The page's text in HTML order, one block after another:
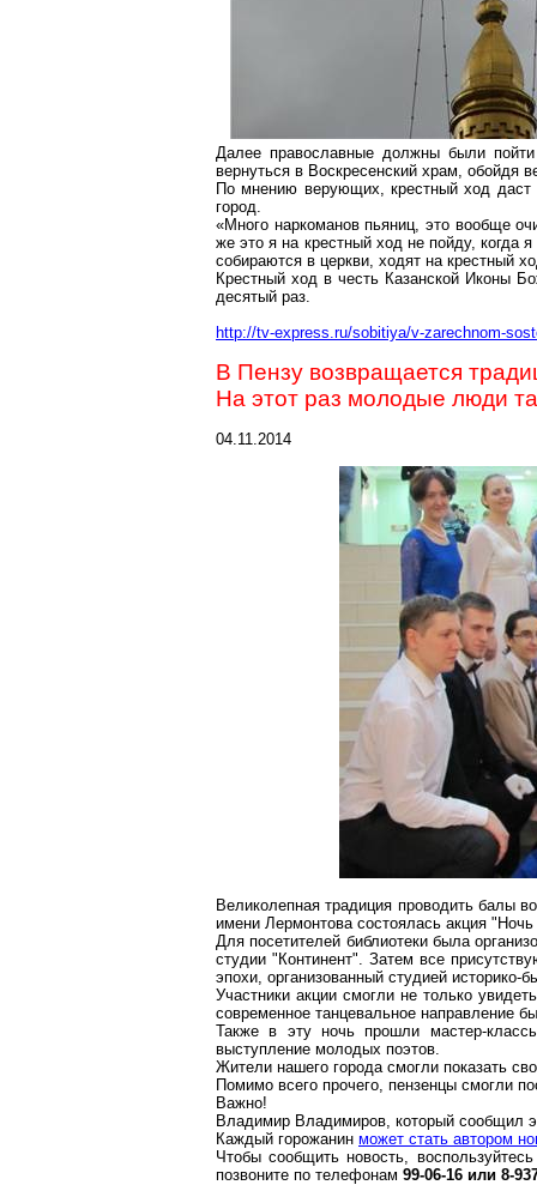
Далее православные должны были
вернуться в Воскресенский храм, обойдя
По мнению верующих, крестный ход даст
город.
«Много наркоманов пьяниц, это вообще
же это я на крестный ход не пойду, когда
собираются в церкви, ходят на крестный
Крестный ход в честь Казанской Иконы
десятый раз.
http://tv-express.ru/sobitiya/v-zarechnom-
В Пензу возвращается
На этот раз молодые люди
04.11.2014
Великолепная традиция проводить балы
имени Лермонтова состоялась акция "Ночь
Для посетителей библиотеки была
студии "Континент". Затем все
эпохи, организованный студией историко-
Участники акции смогли не только
современное танцевальное направление
Также в эту ночь прошли мастер-
выступление молодых поэтов.
Жители нашего города смогли показать
Помимо всего прочего, пензенцы смогли
Важно!
Владимир Владимиров, который сообщил
Каждый горожанин может стать автором
Чтобы сообщить новость,
позвоните по телефонам 99-06-16 или 8-